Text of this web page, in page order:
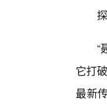
“
它打
最新